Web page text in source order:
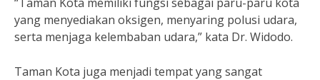
yang menyediakan oksigen, menyaring polusi udara,
serta menjaga kelembaban udara,” kata Dr. Widodo.
Taman Kota juga menjadi tempat yang sangat